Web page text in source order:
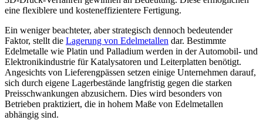
eine flexiblere und kosteneffizientere Fertigung.
Ein weniger beachteter, aber strategisch dennoch bedeutender
Faktor, stellt die Lagerung von Edelmetallen dar. Bestimmte
Edelmetalle wie Platin und Palladium werden in der Automobil- und
Elektronikindustrie für Katalysatoren und Leiterplatten benötigt.
Angesichts von Lieferengpässen setzen einige Unternehmen darauf,
sich durch eigene Lagerbestände langfristig gegen die starken
Preisschwankungen abzusichern. Dies wird besonders von
Betrieben praktiziert, die in hohem Maße von Edelmetallen
abhängig sind.